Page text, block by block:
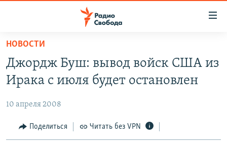
упрощенного
доступа
Вернуться
основному
Вернутся
ПОДКАСТЫ
АВТОРСКИЕ ПРОЕКТЫ
ЦИТАТЫ СВОБОДЫ
МНЕНИЯ
НОВОСТИ
Джордж Буш: вывод войск США из
Ирака с июля будет остановлен
10 апреля 2008
Поделиться Читать без VPN